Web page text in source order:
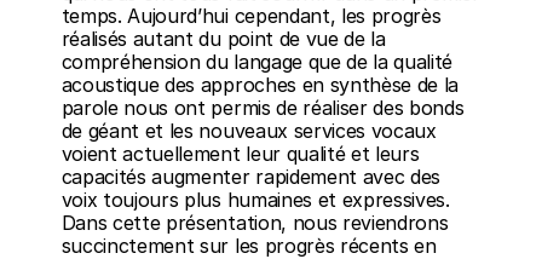
temps. Aujourd’hui cependant, les progrès
réalisés autant du point de vue de la
compréhension du langage que de la qualité
acoustique des approches en synthèse de la
parole nous ont permis de réaliser des bonds
de géant et les nouveaux services vocaux
voient actuellement leur qualité et leurs
capacités augmenter rapidement avec des
voix toujours plus humaines et expressives.
Dans cette présentation, nous reviendrons
succinctement sur les progrès récents en